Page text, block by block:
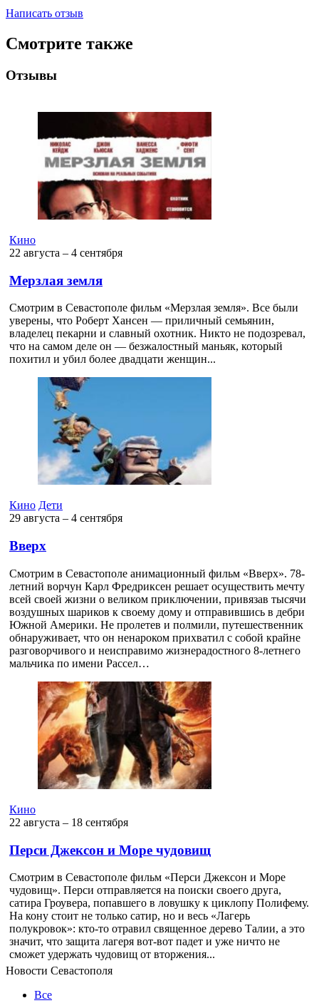
Написать отзыв
Смотрите также
Отзывы
Кино
22 августа ‒ 4 сентября
Мерзлая земля
Смотрим в Севастополе фильм «Мерзлая земля». Все были
уверены, что Роберт Хансен — приличный семьянин,
владелец пекарни и славный охотник. Никто не подозревал,
что на самом деле он — безжалостный маньяк, который
похитил и убил более двадцати женщин...
Кино Дети
29 августа ‒ 4 сентября
Вверх
Смотрим в Севастополе анимационный фильм «Вверх». 78-
летний ворчун Карл Фредриксен решает осуществить мечту
всей своей жизни о великом приключении, привязав тысячи
воздушных шариков к своему дому и отправившись в дебри
Южной Америки. Не пролетев и полмили, путешественник
обнаруживает, что он ненароком прихватил с собой крайне
разговорчивого и неисправимо жизнерадостного 8-летнего
мальчика по имени Рассел…
Кино
22 августа ‒ 18 сентября
Перси Джексон и Море чудовищ
Смотрим в Севастополе фильм «Перси Джексон и Море
чудовищ». Перси отправляется на поиски своего друга,
сатира Гроувера, попавшего в ловушку к циклопу Полифему.
На кону стоит не только сатир, но и весь «Лагерь
полукровок»: кто-то отравил священное дерево Талии, а это
значит, что защита лагеря вот-вот падет и уже ничто не
сможет удержать чудовищ от вторжения...
Новости Севастополя
Все